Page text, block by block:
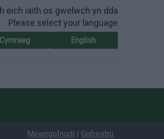
eich iaith os gwelwch yn dda
Please select your language
Cymraeg English
Mewngofnodi | Gofrestru